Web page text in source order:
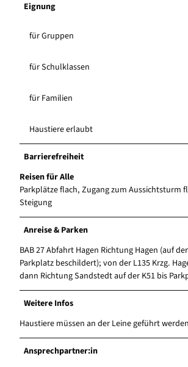
Eignung
für Gruppen
für Schulklassen
für Familien
Haustiere erlaubt
Barrierefreiheit
Reisen für Alle
Parkplätze flach, Zugang zum Aussichtsturm
Steigung
Anreise & Parken
BAB 27 Abfahrt Hagen Richtung Hagen (auf
Parkplatz beschildert); von der L135 Krzg.
dann Richtung Sandstedt auf der K51 bis
Weitere Infos
Haustiere müssen an der Leine geführt
Ansprechpartner:in